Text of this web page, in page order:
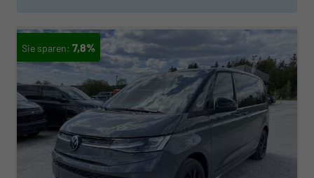
7,8%